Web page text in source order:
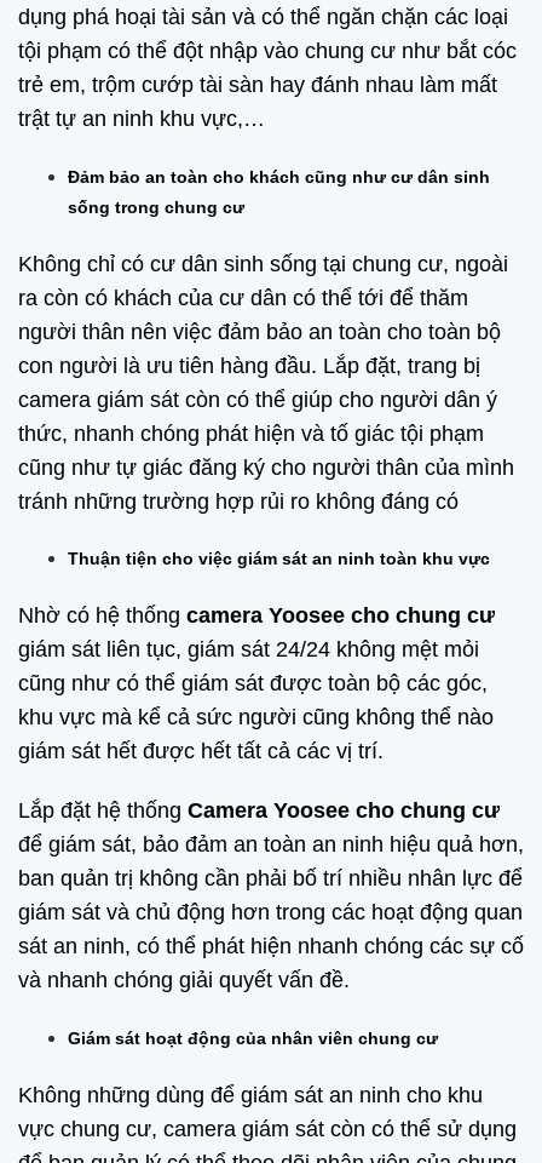
dụng phá hoại tài sản và có thể ngăn chặn các loại
tội phạm có thể đột nhập vào chung cư như bắt cóc
trẻ em, trộm cướp tài sàn hay đánh nhau làm mất
trật tự an ninh khu vực,…
Đảm bảo an toàn cho khách cũng như cư dân sinh
sống trong chung cư
Không chỉ có cư dân sinh sống tại chung cư, ngoài
ra còn có khách của cư dân có thể tới để thăm
người thân nên việc đảm bảo an toàn cho toàn bộ
con người là ưu tiên hàng đầu. Lắp đặt, trang bị
camera giám sát còn có thể giúp cho người dân ý
thức, nhanh chóng phát hiện và tố giác tội phạm
cũng như tự giác đăng ký cho người thân của mình
tránh những trường hợp rủi ro không đáng có
Thuận tiện cho việc giám sát an ninh toàn khu vực
Nhờ có hệ thống camera Yoosee cho chung cư
giám sát liên tục, giám sát 24/24 không mệt mỏi
cũng như có thể giám sát được toàn bộ các góc,
khu vực mà kể cả sức người cũng không thể nào
giám sát hết được hết tất cả các vị trí.
Lắp đặt hệ thống Camera Yoosee cho chung cư
để giám sát, bảo đảm an toàn an ninh hiệu quả hơn,
ban quản trị không cần phải bố trí nhiều nhân lực để
giám sát và chủ động hơn trong các hoạt động quan
sát an ninh, có thể phát hiện nhanh chóng các sự cố
và nhanh chóng giải quyết vấn đề.
Giám sát hoạt động của nhân viên chung cư
Không những dùng để giám sát an ninh cho khu
vực chung cư, camera giám sát còn có thể sử dụng